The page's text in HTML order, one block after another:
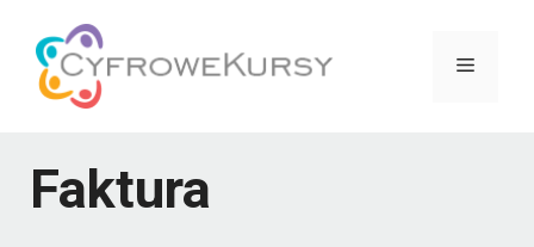
treści
Menu
Faktura